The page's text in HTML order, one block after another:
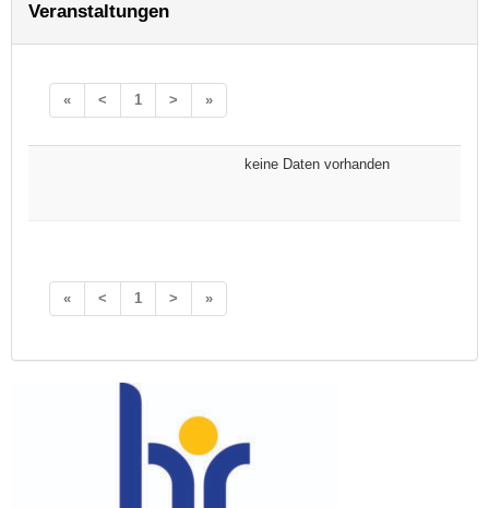
Veranstaltungen
« < 1 > »
keine Daten vorhanden
« < 1 > »